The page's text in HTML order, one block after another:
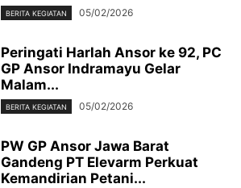
BERITA KEGIATAN 05/02/2026
Peringati Harlah Ansor ke 92, PC
GP Ansor Indramayu Gelar
Malam...
BERITA KEGIATAN 05/02/2026
PW GP Ansor Jawa Barat
Gandeng PT Elevarm Perkuat
Kemandirian Petani...